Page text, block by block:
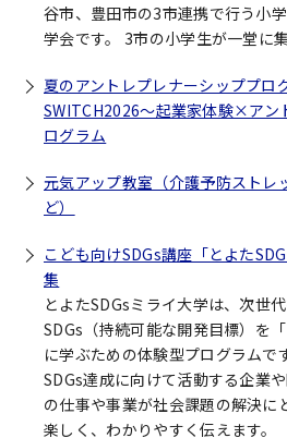
谷市、豊田市の3市連携で行う小
学会です。 3市の小学生が一堂に
夏のアントレプレナーシッププ
SWITCH2026～起業家体験×アン
ログラム
元気アップ教室（介護予防ストレ
ど）
こども向けSDGs講座「とよた
集
とよたSDGsミライ大学は、次世
SDGs（持続可能な開発目標）を
に学ぶための体験型プログラムです
SDGs達成に向けて活動する企業
の仕事や事業が社会課題の解決に
楽しく、わかりやすく伝えます。